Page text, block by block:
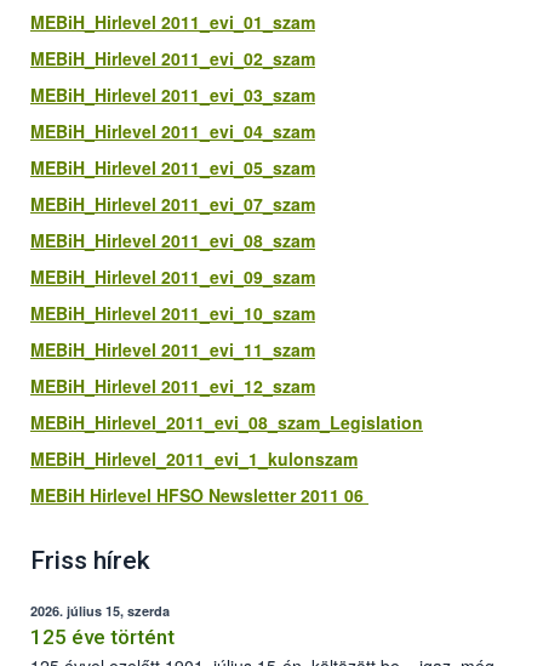
MEBiH_Hirlevel 2011_evi_01_szam
MEBiH_Hirlevel 2011_evi_02_szam
MEBiH_Hirlevel 2011_evi_03_szam
MEBiH_Hirlevel 2011_evi_04_szam
MEBiH_Hirlevel 2011_evi_05_szam
MEBiH_Hirlevel 2011_evi_07_szam
MEBiH_Hirlevel 2011_evi_08_szam
MEBiH_Hirlevel 2011_evi_09_szam
MEBiH_Hirlevel 2011_evi_10_szam
MEBiH_Hirlevel 2011_evi_11_szam
MEBiH_Hirlevel 2011_evi_12_szam
MEBiH_Hirlevel_2011_evi_08_szam_Legislation
MEBiH_Hirlevel_2011_evi_1_kulonszam
MEBiH Hirlevel HFSO Newsletter 2011 06
Friss hírek
2026. július 15, szerda
125 éve történt